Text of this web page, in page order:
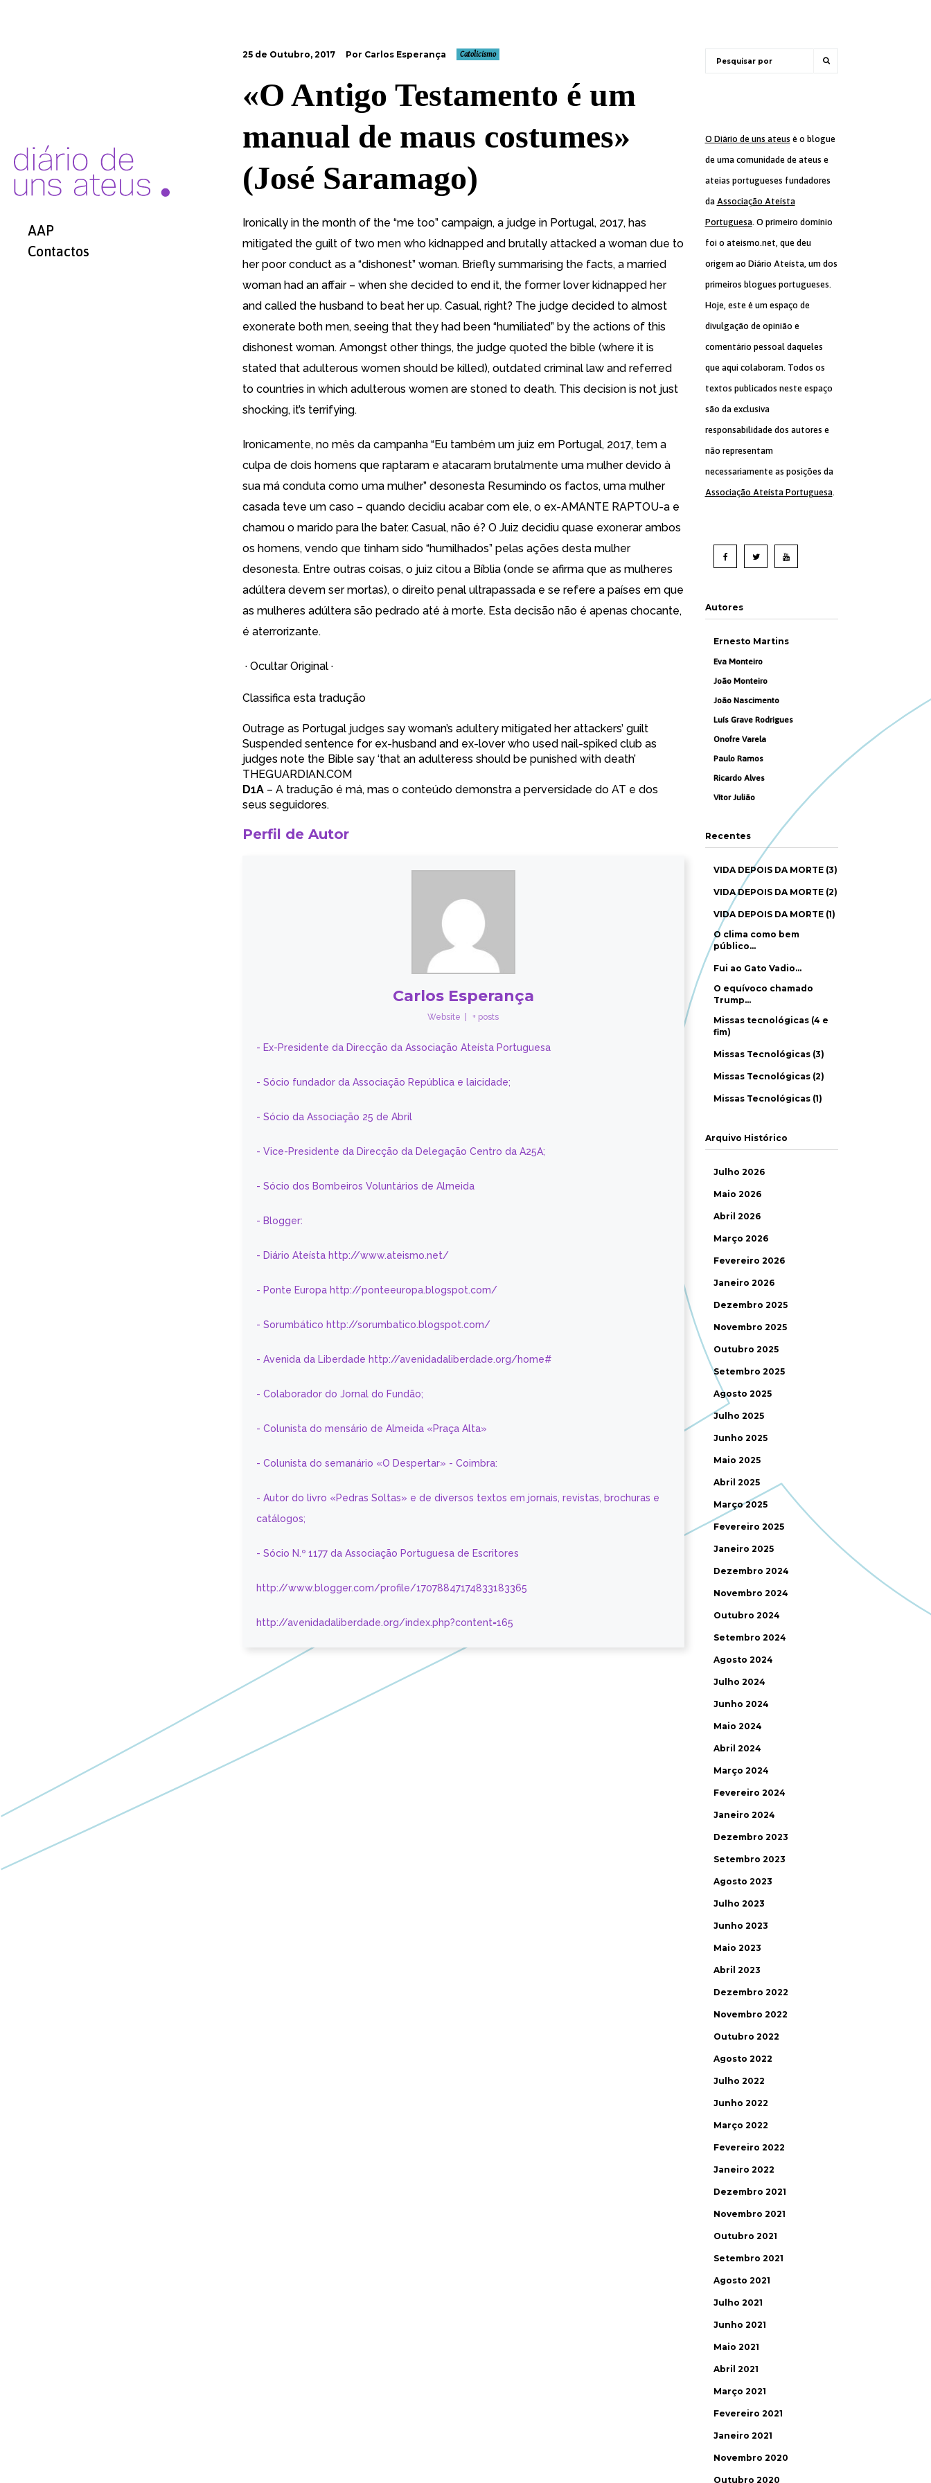
AAP
Contactos
25 de Outubro, 2017 Por Carlos Esperança Catolicismo
«O Antigo Testamento é um
manual de maus costumes»
(José Saramago)
Ironically in the month of the “me too” campaign, a judge in Portugal, 2017, has
mitigated the guilt of two men who kidnapped and brutally attacked a woman due to
her poor conduct as a “dishonest” woman. Briefly summarising the facts, a married
woman had an affair – when she decided to end it, the former lover kidnapped her
and called the husband to beat her up. Casual, right? The judge decided to almost
exonerate both men, seeing that they had been “humiliated” by the actions of this
dishonest woman. Amongst other things, the judge quoted the bible (where it is
stated that adulterous women should be killed), outdated criminal law and referred
to countries in which adulterous women are stoned to death. This decision is not just
shocking, it’s terrifying.
Ironicamente, no mês da campanha “Eu também um juiz em Portugal, 2017, tem a
culpa de dois homens que raptaram e atacaram brutalmente uma mulher devido à
sua má conduta como uma mulher” desonesta Resumindo os factos, uma mulher
casada teve um caso – quando decidiu acabar com ele, o ex-AMANTE RAPTOU-a e
chamou o marido para lhe bater. Casual, não é? O Juiz decidiu quase exonerar ambos
os homens, vendo que tinham sido “humilhados” pelas ações desta mulher
desonesta. Entre outras coisas, o juiz citou a Bíblia (onde se afirma que as mulheres
adúltera devem ser mortas), o direito penal ultrapassada e se refere a países em que
as mulheres adúltera são pedrado até à morte. Esta decisão não é apenas chocante,
é aterrorizante.
· Ocultar Original ·
Classifica esta tradução
Outrage as Portugal judges say woman’s adultery mitigated her attackers’ guilt
Suspended sentence for ex-husband and ex-lover who used nail-spiked club as
judges note the Bible say ‘that an adulteress should be punished with death’
THEGUARDIAN.COM
D1A – A tradução é má, mas o conteúdo demonstra a perversidade do AT e dos
seus seguidores.
Perfil de Autor
Carlos Esperança
Website + posts
- Ex-Presidente da Direcção da Associação Ateísta Portuguesa
- Sócio fundador da Associação República e laicidade;
- Sócio da Associação 25 de Abril
- Vice-Presidente da Direcção da Delegação Centro da A25A;
- Sócio dos Bombeiros Voluntários de Almeida
- Blogger:
- Diário Ateísta http://www.ateismo.net/
- Ponte Europa http://ponteeuropa.blogspot.com/
- Sorumbático http://sorumbatico.blogspot.com/
- Avenida da Liberdade http://avenidadaliberdade.org/home#
- Colaborador do Jornal do Fundão;
- Colunista do mensário de Almeida «Praça Alta»
- Colunista do semanário «O Despertar» - Coimbra:
- Autor do livro «Pedras Soltas» e de diversos textos em jornais, revistas, brochuras e
catálogos;
- Sócio N.º 1177 da Associação Portuguesa de Escritores
http://www.blogger.com/profile/17078847174833183365
http://avenidadaliberdade.org/index.php?content=165
O Diário de uns ateus é o blogue
de uma comunidade de ateus e
ateias portugueses fundadores
da Associação Ateísta
Portuguesa. O primeiro domínio
foi o ateismo.net, que deu
origem ao Diário Ateísta, um dos
primeiros blogues portugueses.
Hoje, este é um espaço de
divulgação de opinião e
comentário pessoal daqueles
que aqui colaboram. Todos os
textos publicados neste espaço
são da exclusiva
responsabilidade dos autores e
não representam
necessariamente as posições da
Associação Ateísta Portuguesa.
Autores
Ernesto Martins
Eva Monteiro
João Monteiro
João Nascimento
Luís Grave Rodrigues
Onofre Varela
Paulo Ramos
Ricardo Alves
Vítor Julião
Recentes
VIDA DEPOIS DA MORTE (3)
VIDA DEPOIS DA MORTE (2)
VIDA DEPOIS DA MORTE (1)
O clima como bem
público…
Fui ao Gato Vadio…
O equívoco chamado
Trump…
Missas tecnológicas (4 e
fim)
Missas Tecnológicas (3)
Missas Tecnológicas (2)
Missas Tecnológicas (1)
Arquivo Histórico
Julho 2026
Maio 2026
Abril 2026
Março 2026
Fevereiro 2026
Janeiro 2026
Dezembro 2025
Novembro 2025
Outubro 2025
Setembro 2025
Agosto 2025
Julho 2025
Junho 2025
Maio 2025
Abril 2025
Março 2025
Fevereiro 2025
Janeiro 2025
Dezembro 2024
Novembro 2024
Outubro 2024
Setembro 2024
Agosto 2024
Julho 2024
Junho 2024
Maio 2024
Abril 2024
Março 2024
Fevereiro 2024
Janeiro 2024
Dezembro 2023
Setembro 2023
Agosto 2023
Julho 2023
Junho 2023
Maio 2023
Abril 2023
Dezembro 2022
Novembro 2022
Outubro 2022
Agosto 2022
Julho 2022
Junho 2022
Março 2022
Fevereiro 2022
Janeiro 2022
Dezembro 2021
Novembro 2021
Outubro 2021
Setembro 2021
Agosto 2021
Julho 2021
Junho 2021
Maio 2021
Abril 2021
Março 2021
Fevereiro 2021
Janeiro 2021
Novembro 2020
Outubro 2020